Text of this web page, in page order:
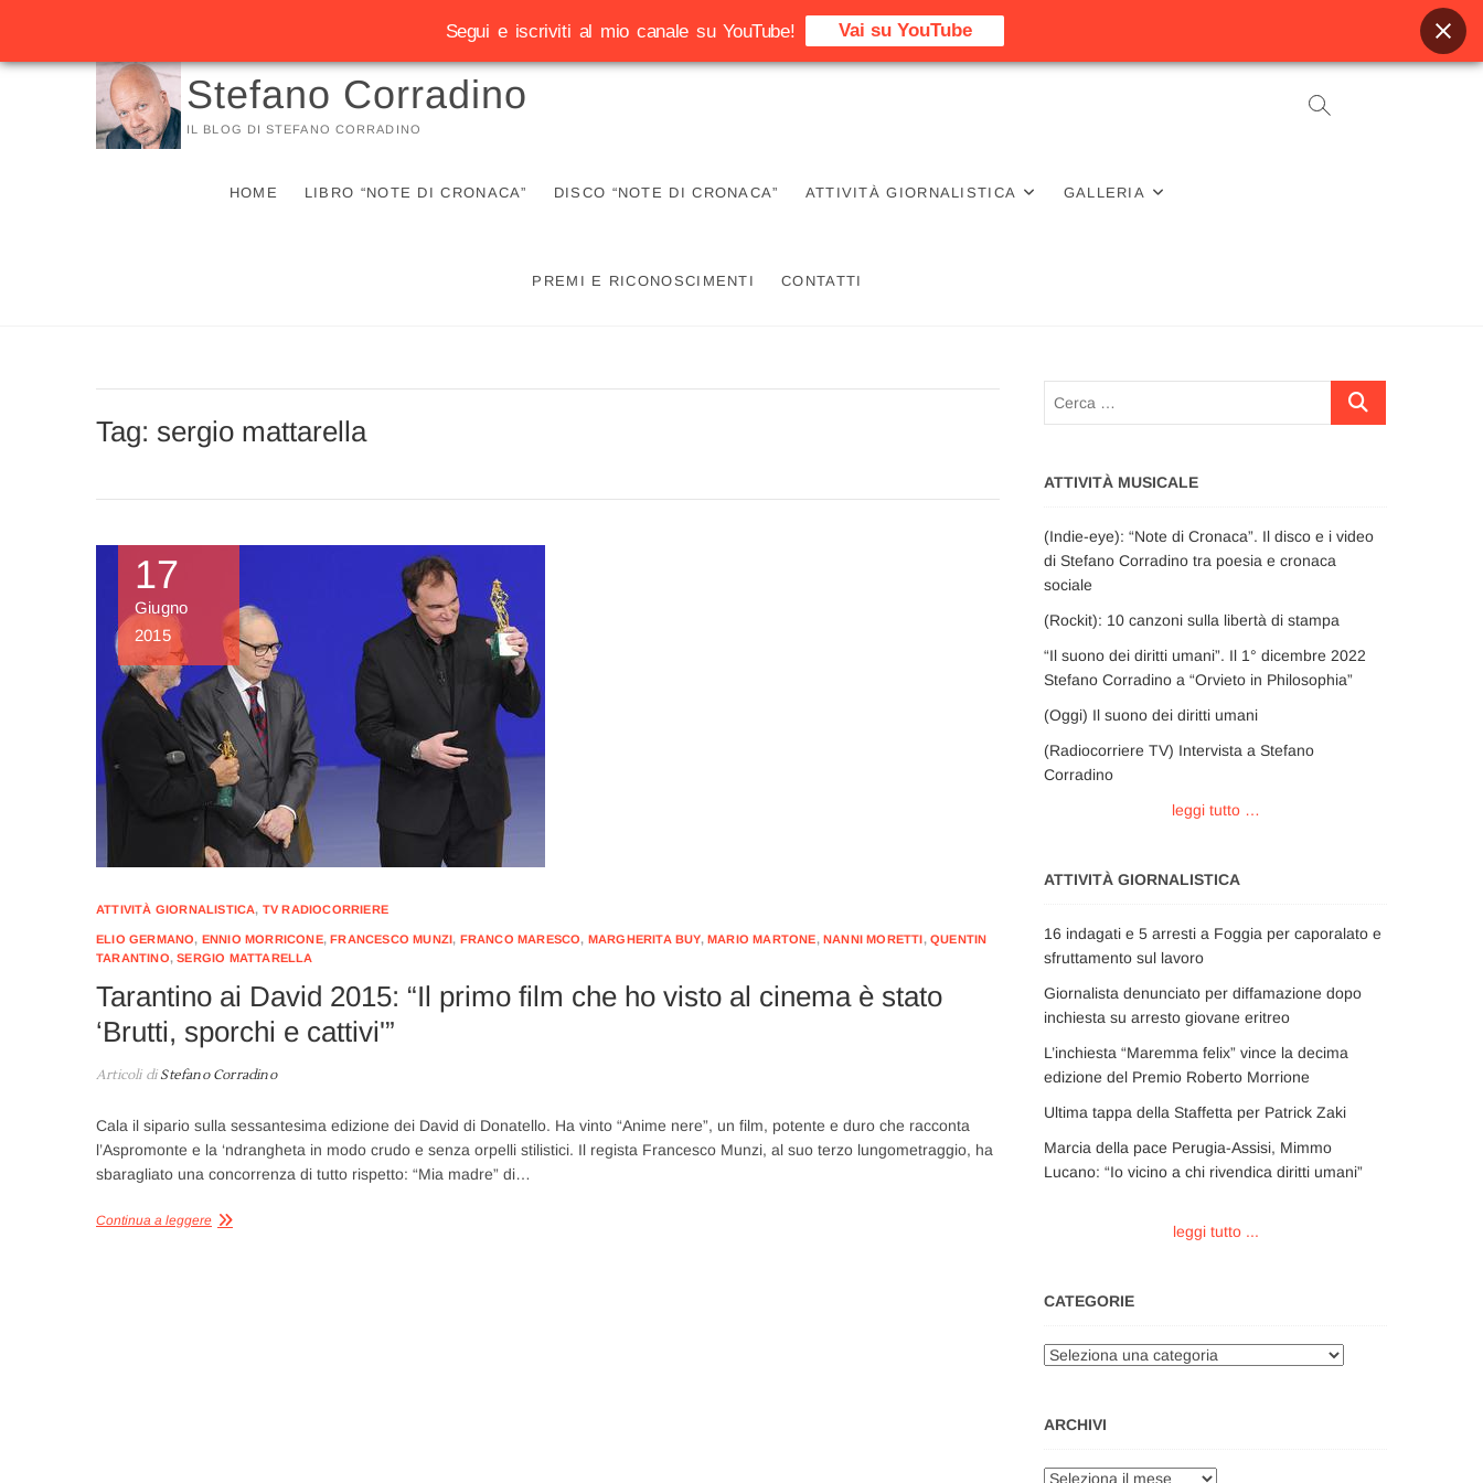
Vai
Stefano Corradino
IL BLOG DI STEFANO CORRADINO
HOME LIBRO “NOTE DI CRONACA” DISCO “NOTE DI CRONACA” ATTIVITÀ GIORNALISTICA GALLERIA
PREMI E RICONOSCIMENTI CONTATTI
Tag: sergio mattarella
17
Giugno
2015
ATTIVITÀ GIORNALISTICA, TV RADIOCORRIERE
ELIO GERMANO, ENNIO MORRICONE,FRANCESCO MUNZI, FRANCO MARESCO, MARGHERITA BUY,MARIO MARTONE,NANNI MORETTI,QUENTIN
TARANTINO,SERGIO MATTARELLA
Tarantino ai David 2015: “Il primo film che ho visto al cinema è stato
‘Brutti, sporchi e cattivi'”
Articoli diStefano Corradino
Cala il sipario sulla sessantesima edizione dei David di Donatello. Ha vinto “Anime nere”, un film, potente e duro che racconta
l’Aspromonte e la ‘ndrangheta in modo crudo e senza orpelli stilistici. Il regista Francesco Munzi, al suo terzo lungometraggio, ha
sbaragliato una concorrenza di tutto rispetto: “Mia madre” di…
Continua a leggere
Cerca
ATTIVITÀ MUSICALE
(Indie-eye): “Note di Cronaca”. Il disco e i video
di Stefano Corradino tra poesia e cronaca
sociale
(Rockit): 10 canzoni sulla libertà di stampa
“Il suono dei diritti umani”. Il 1° dicembre 2022
Stefano Corradino a “Orvieto in Philosophia”
(Oggi) Il suono dei diritti umani
(Radiocorriere TV) Intervista a Stefano
Corradino
leggi tutto …
ATTIVITÀ GIORNALISTICA
16 indagati e 5 arresti a Foggia per caporalato e
sfruttamento sul lavoro
Giornalista denunciato per diffamazione dopo
inchiesta su arresto giovane eritreo
L’inchiesta “Maremma felix” vince la decima
edizione del Premio Roberto Morrione
Ultima tappa della Staffetta per Patrick Zaki
Marcia della pace Perugia-Assisi, Mimmo
Lucano: “Io vicino a chi rivendica diritti umani”
leggi tutto ...
CATEGORIE
Categorie
ARCHIVI
Archivi
Segui e iscriviti al mio canale su YouTube! Vai su YouTube